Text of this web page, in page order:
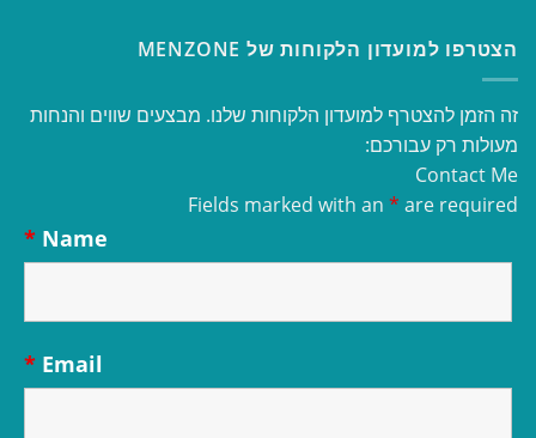
הצטרפו למועדון הלקוחות של MENZONE
זה הזמן להצטרף למועדון הלקוחות שלנו. מבצעים שווים והנחות
מעולות רק עבורכם:
Contact Me
Fields marked with an * are required
Name
*
Email
*